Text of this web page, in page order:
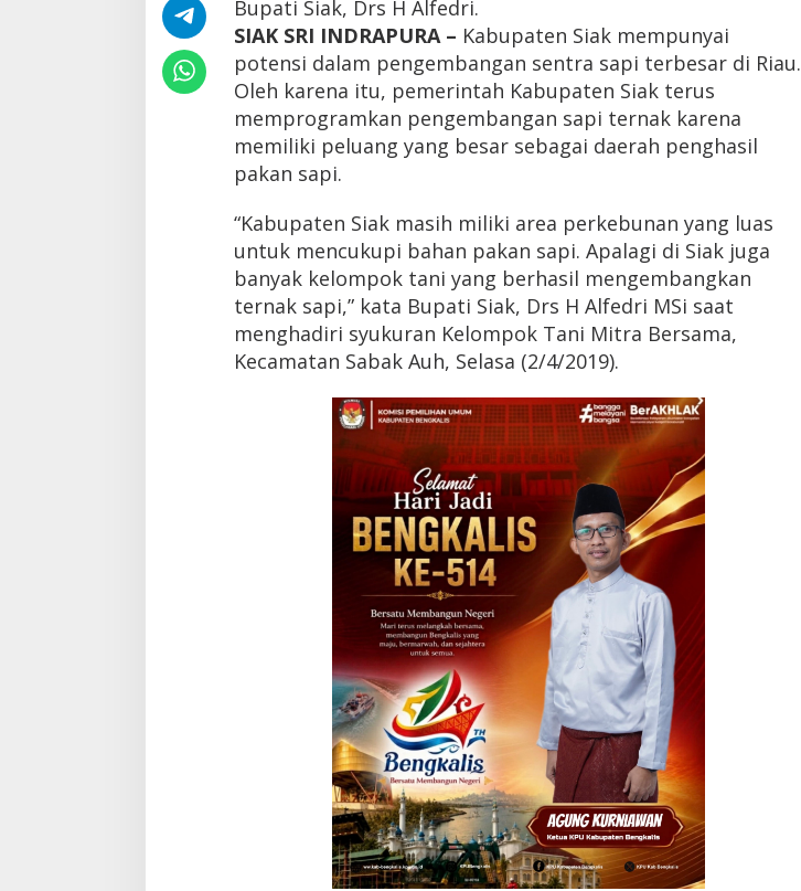
e
n
s
i
J
a
d
P
e
g
e
b
a
n
a
Bupati Siak, Drs H Alfedri.
SIAK SRI INDRAPURA – Kabupaten Siak mempunyai
potensi dalam pengembangan sentra sapi terbesar di Riau.
Oleh karena itu, pemerintah Kabupaten Siak terus
memprogramkan pengembangan sapi ternak karena
memiliki peluang yang besar sebagai daerah penghasil
pakan sapi.
“Kabupaten Siak masih miliki area perkebunan yang luas
untuk mencukupi bahan pakan sapi. Apalagi di Siak juga
banyak kelompok tani yang berhasil mengembangkan
ternak sapi,” kata Bupati Siak, Drs H Alfedri MSi saat
menghadiri syukuran Kelompok Tani Mitra Bersama,
Kecamatan Sabak Auh, Selasa (2/4/2019).